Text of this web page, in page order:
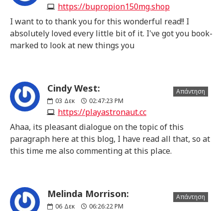
https://bupropion150mg.shop
I want to to thank you for this wonderful read!! I
absolutely loved every little bit of it. I've got you book-
marked to look at new things you
Cindy West:
03 Δεκ 02:47:23 PM
https://playastronaut.cc
Απάντηση
Ahaa, its pleasant dialogue on the topic of this
paragraph here at this blog, I have read all that, so at
this time me also commenting at this place.
Melinda Morrison:
06 Δεκ 06:26:22 PM
Απάντηση